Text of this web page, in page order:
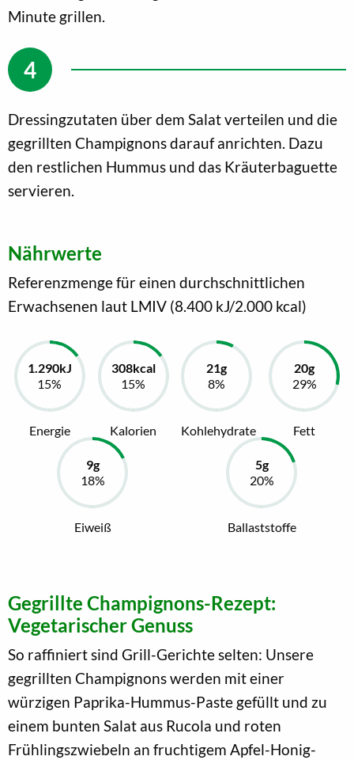
Minute grillen.
Dressingzutaten über dem Salat verteilen und die
gegrillten Champignons darauf anrichten. Dazu
den restlichen Hummus und das Kräuterbaguette
servieren.
Nährwerte
Referenzmenge für einen durchschnittlichen
Erwachsenen laut LMIV (8.400 kJ/2.000 kcal)
Energie Kalorien Kohlehydrate Fett
Eiweiß Ballaststoffe
Gegrillte Champignons-Rezept:
Vegetarischer Genuss
So raffiniert sind Grill-Gerichte selten: Unsere
gegrillten Champignons werden mit einer
würzigen Paprika-Hummus-Paste gefüllt und zu
einem bunten Salat aus Rucola und roten
Frühlingszwiebeln an fruchtigem Apfel-Honig-